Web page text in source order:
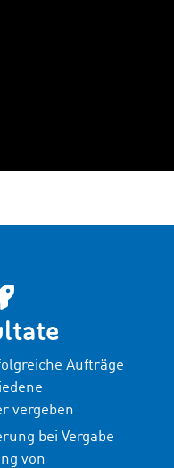
Aufträge
vergeben
bei Vergabe
von